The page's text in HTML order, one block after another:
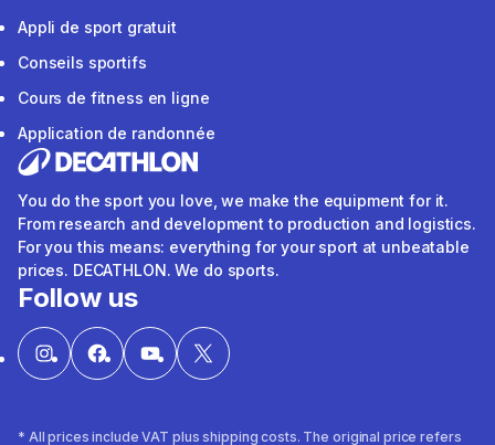
Appli de sport gratuit
Conseils sportifs
Cours de fitness en ligne
Application de randonnée
You do the sport you love, we make the equipment for it.
From research and development to production and logistics.
For you this means: everything for your sport at unbeatable
prices. DECATHLON. We do sports.
Follow us
* All prices include VAT plus shipping costs. The original price refers